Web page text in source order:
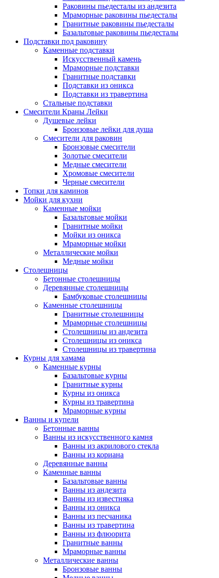
Раковины пьедесталы из андезита
Мраморные раковины пьедесталы
Гранитные раковины пьедесталы
Базальтовые раковины пьедесталы
Подставки под раковину
Каменные подставки
Искусственный камень
Мраморные подставки
Гранитные подставки
Подставки из оникса
Подставки из травертина
Стальные подставки
Смесители Краны Лейки
Душевые лейки
Бронзовые лейки для душа
Смесители для раковин
Бронзовые смесители
Золотые смесители
Медные смесители
Хромовые смесители
Черные смесители
Топки для каминов
Мойки для кухни
Каменные мойки
Базальтовые мойки
Гранитные мойки
Мойки из оникса
Мраморные мойки
Металлические мойки
Медные мойки
Столешницы
Бетонные столешницы
Деревянные столешницы
Бамбуковые столешницы
Каменные столешницы
Гранитные столешницы
Мраморные столешницы
Столешницы из андезита
Столешницы из оникса
Столешницы из травертина
Курны для хамама
Каменные курны
Базальтовые курны
Гранитные курны
Курны из оникса
Курны из травертина
Мраморные курны
Ванны и купели
Бетонные ванны
Ванны из искусственного камня
Ванны из акрилового стекла
Ванны из кориана
Деревянные ванны
Каменные ванны
Базальтовые ванны
Ванны из андезита
Ванны из известняка
Ванны из оникса
Ванны из песчаника
Ванны из травертина
Ванны из флюорита
Гранитные ванны
Мраморные ванны
Металлические ванны
Бронзовые ванны